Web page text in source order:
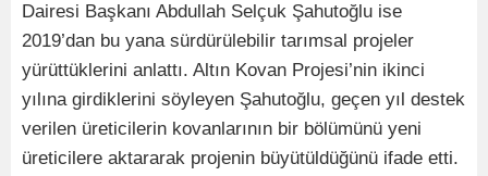
Dairesi Başkanı Abdullah Selçuk Şahutoğlu ise
2019’dan bu yana sürdürülebilir tarımsal projeler
yürüttüklerini anlattı. Altın Kovan Projesi’nin ikinci
yılına girdiklerini söyleyen Şahutoğlu, geçen yıl destek
verilen üreticilerin kovanlarının bir bölümünü yeni
üreticilere aktararak projenin büyütüldüğünü ifade etti.